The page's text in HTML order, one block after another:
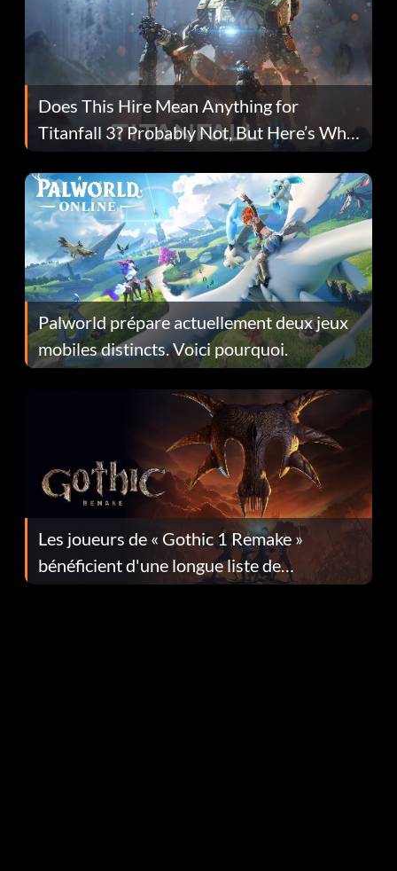
Does This Hire Mean Anything for
Titanfall 3? Probably Not, But Here’s Why
Fans Are Hopeful
Palworld prépare actuellement deux jeux
mobiles distincts. Voici pourquoi.
Les joueurs de « Gothic 1 Remake »
bénéficient d'une longue liste de
corrections dans la mise à jour 1.0.4